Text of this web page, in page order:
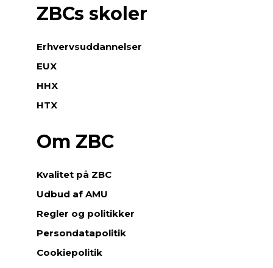
ZBCs skoler
Erhvervsuddannelser
EUX
HHX
HTX
Om ZBC
Kvalitet på ZBC
Udbud af AMU
Regler og politikker
Persondatapolitik
Cookiepolitik